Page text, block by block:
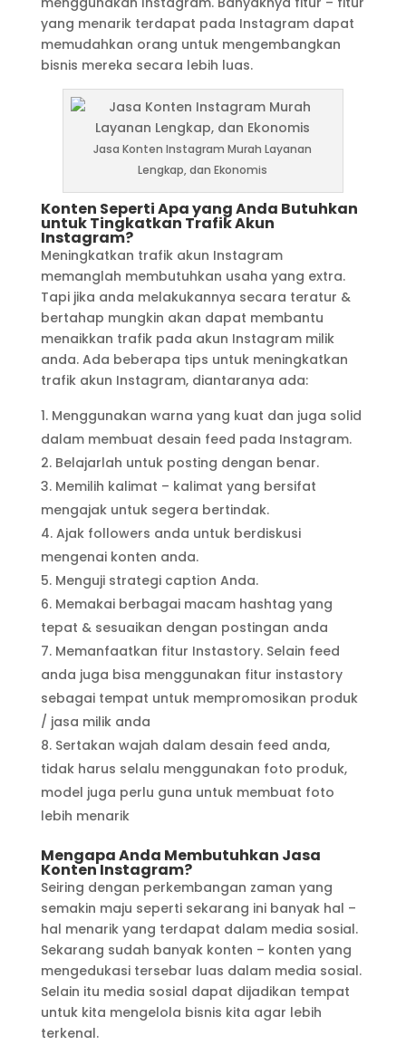
yang menarik terdapat pada Instagram dapat
memudahkan orang untuk mengembangkan
bisnis mereka secara lebih luas.
Jasa Konten Instagram Murah Layanan
Lengkap, dan Ekonomis
Konten Seperti Apa yang Anda Butuhkan
untuk Tingkatkan Trafik Akun
Instagram?
Meningkatkan trafik akun Instagram
memanglah membutuhkan usaha yang extra.
Tapi jika anda melakukannya secara teratur &
bertahap mungkin akan dapat membantu
menaikkan trafik pada akun Instagram milik
anda. Ada beberapa tips untuk meningkatkan
trafik akun Instagram, diantaranya ada:
Menggunakan warna yang kuat dan juga solid
dalam membuat desain feed pada Instagram.
Belajarlah untuk posting dengan benar.
Memilih kalimat – kalimat yang bersifat
mengajak untuk segera bertindak.
Ajak followers anda untuk berdiskusi
mengenai konten anda.
Menguji strategi caption Anda.
Memakai berbagai macam hashtag yang
tepat & sesuaikan dengan postingan anda
Memanfaatkan fitur Instastory. Selain feed
anda juga bisa menggunakan fitur instastory
sebagai tempat untuk mempromosikan produk
/ jasa milik anda
Sertakan wajah dalam desain feed anda,
tidak harus selalu menggunakan foto produk,
model juga perlu guna untuk membuat foto
lebih menarik
Mengapa Anda Membutuhkan Jasa
Konten Instagram?
Seiring dengan perkembangan zaman yang
semakin maju seperti sekarang ini banyak hal –
hal menarik yang terdapat dalam media sosial.
Sekarang sudah banyak konten – konten yang
mengedukasi tersebar luas dalam media sosial.
Selain itu media sosial dapat dijadikan tempat
untuk kita mengelola bisnis kita agar lebih
terkenal.